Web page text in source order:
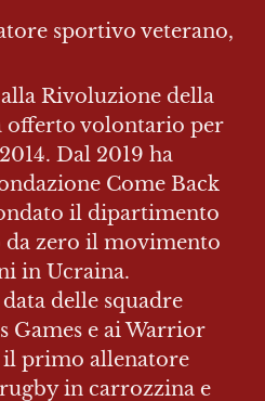
Rivoluzione della
offerto volontario per
Dal 2019 ha
Come Back
il dipartimento
zero il movimento
in Ucraina.
delle squadre
Games e ai Warrior
il primo allenatore
in carrozzina e